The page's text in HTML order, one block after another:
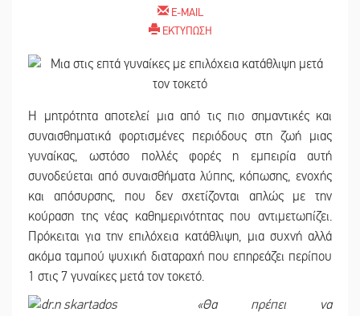
E-MAIL
ΕΚΤΥΠΩΣΗ
Η μητρότητα αποτελεί μια από τις πιο σημαντικές και
συναισθηματικά φορτισμένες περιόδους στη ζωή μιας
γυναίκας, ωστόσο πολλές φορές η εμπειρία αυτή
συνοδεύεται από συναισθήματα λύπης, κόπωσης, ενοχής
και απόσυρσης, που δεν σχετίζονται απλώς με την
κούραση της νέας καθημερινότητας που αντιμετωπίζει.
Πρόκειται για την επιλόχεια κατάθλιψη, μια συχνή αλλά
ακόμα ταμπού ψυχική διαταραχή που επηρεάζει περίπου
1 στις 7 γυναίκες μετά τον τοκετό.
«Θα πρέπει να